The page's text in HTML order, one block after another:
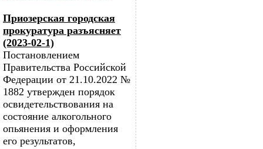
Приозерская городская
прокуратура разъясняет
(2023-02-1)
Постановлением
Правительства Российской
Федерации от 21.10.2022 №
1882 утвержден порядок
освидетельствования на
состояние алкогольного
опьянения и оформления
его результатов,